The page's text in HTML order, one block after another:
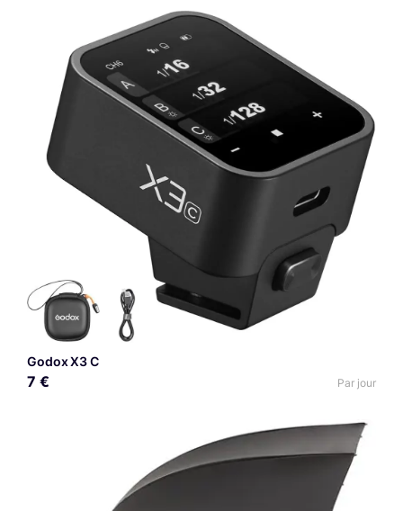
Godox X3 C
7 € Par jour